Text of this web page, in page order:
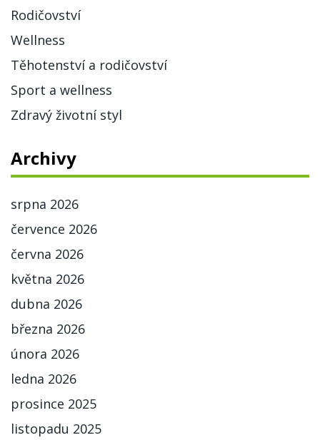
Rodičovství
Wellness
Těhotenství a rodičovství
Sport a wellness
Zdravý životní styl
Archivy
srpna 2026
července 2026
června 2026
května 2026
dubna 2026
března 2026
února 2026
ledna 2026
prosince 2025
listopadu 2025